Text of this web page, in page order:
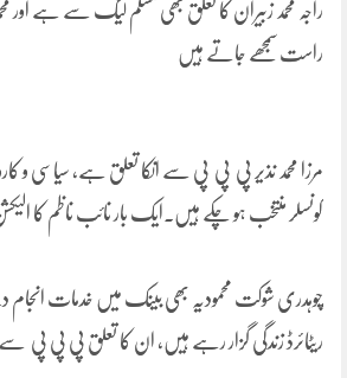
راجہ محمد زبیران کا تعلق بھی مسلم لیگ سے ہے
راست سمجھے جاتے ہیں
مرزا محمد نذیر پی پی پی سے انکا تعلق ہے، سیاسی و
کونسلر منتخب ہو چکے ہیں۔ایک بار نائب ناظم کا
چوہدری شوکت محمودیہ بھی بینک میں خدمات
ریٹائرڈ زندگی گزار رہے ہیں، ان کا تعلق پی پی پی